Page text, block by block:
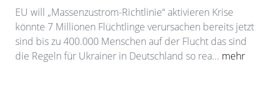
EU will „Massenzustrom-Richtlinie“ aktivieren Krise
könnte 7 Millionen Flüchtlinge verursachen bereits jetzt
sind bis zu 400.000 Menschen auf der Flucht das sind
die Regeln für Ukrainer in Deutschland so rea... mehr